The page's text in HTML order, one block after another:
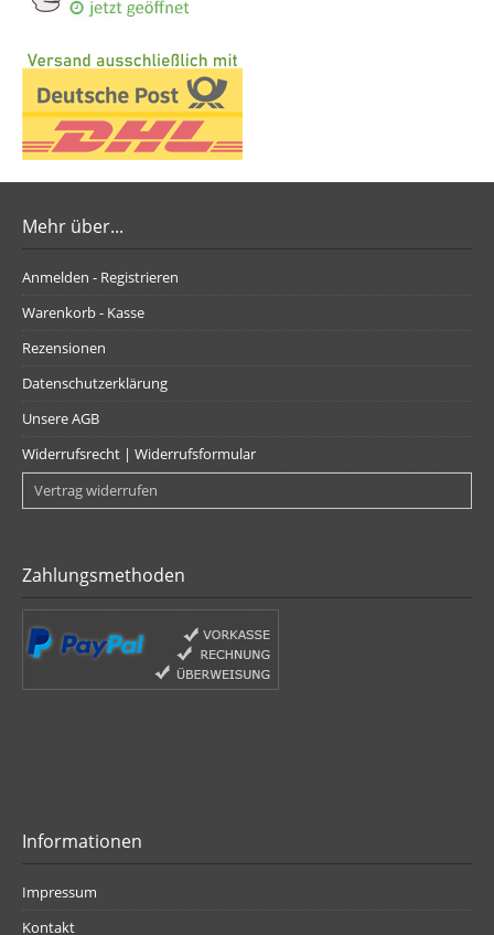
Mehr über...
Anmelden - Registrieren
Warenkorb - Kasse
Rezensionen
Datenschutzerklärung
Unsere AGB
Widerrufsrecht | Widerrufsformular
Vertrag widerrufen
Zahlungsmethoden
Informationen
Impressum
Kontakt